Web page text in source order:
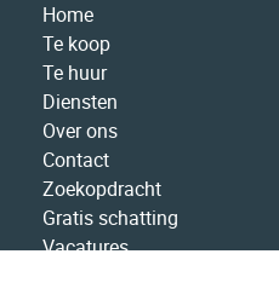
Home
Te koop
Te huur
Diensten
Over ons
Contact
Zoekopdracht
Gratis schatting
Vacatures